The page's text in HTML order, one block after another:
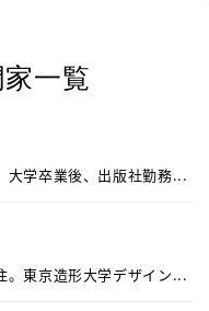
一覧
大学卒業後、出版社勤務...
。東京造形大学デザイン...